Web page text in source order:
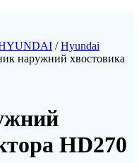
HYUNDAI /Hyundai
наружний хвостовика
HD270